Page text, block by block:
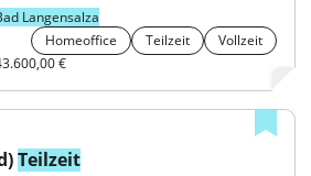
Langensalza
Homeoffice
Teilzeit
Vollzeit
€
Teilzeit